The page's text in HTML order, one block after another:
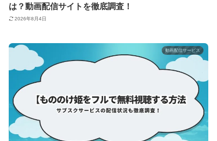
は？動画配信サイトを徹底調査！
2026年8月4日
動画配信サービス